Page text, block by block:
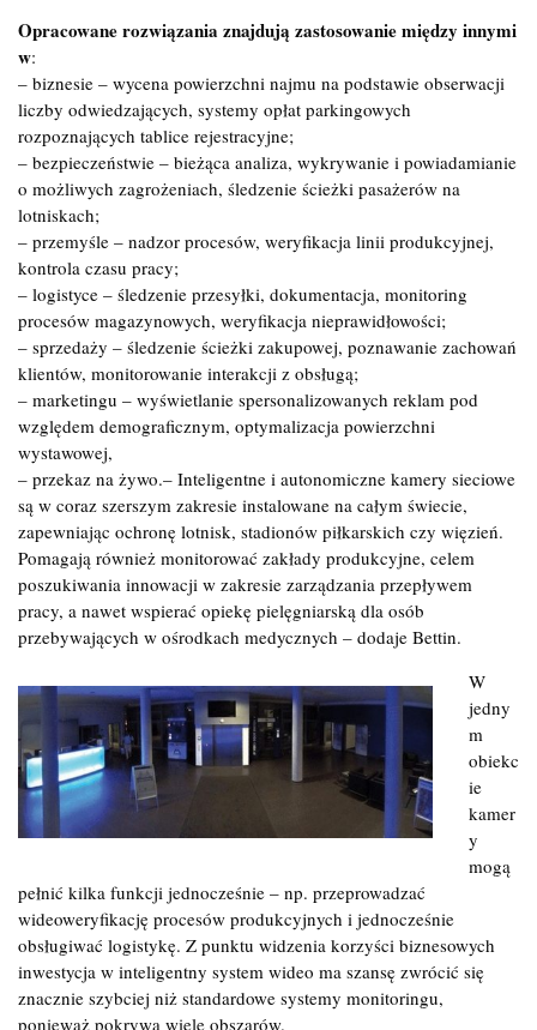
Opracowane rozwiązania znajdują zastosowanie między innymi
w:
– biznesie – wycena powierzchni najmu na podstawie obserwacji
liczby odwiedzających, systemy opłat parkingowych
rozpoznających tablice rejestracyjne;
– bezpieczeństwie – bieżąca analiza, wykrywanie i powiadamianie
o możliwych zagrożeniach, śledzenie ścieżki pasażerów na
lotniskach;
– przemyśle – nadzor procesów, weryfikacja linii produkcyjnej,
kontrola czasu pracy;
– logistyce – śledzenie przesyłki, dokumentacja, monitoring
procesów magazynowych, weryfikacja nieprawidłowości;
– sprzedaży – śledzenie ścieżki zakupowej, poznawanie zachowań
klientów, monitorowanie interakcji z obsługą;
– marketingu – wyświetlanie spersonalizowanych reklam pod
względem demograficznym, optymalizacja powierzchni
wystawowej,
– przekaz na żywo.– Inteligentne i autonomiczne kamery sieciowe
są w coraz szerszym zakresie instalowane na całym świecie,
zapewniając ochronę lotnisk, stadionów piłkarskich czy więzień.
Pomagają również monitorować zakłady produkcyjne, celem
poszukiwania innowacji w zakresie zarządzania przepływem
pracy, a nawet wspierać opiekę pielęgniarską dla osób
przebywających w ośrodkach medycznych – dodaje Bettin.
W
jedny
m
obiekc
ie
kamer
y
mogą
pełnić kilka funkcji jednocześnie – np. przeprowadzać
wideoweryfikację procesów produkcyjnych i jednocześnie
obsługiwać logistykę. Z punktu widzenia korzyści biznesowych
inwestycja w inteligentny system wideo ma szansę zwrócić się
znacznie szybciej niż standardowe systemy monitoringu,
ponieważ pokrywa wiele obszarów.